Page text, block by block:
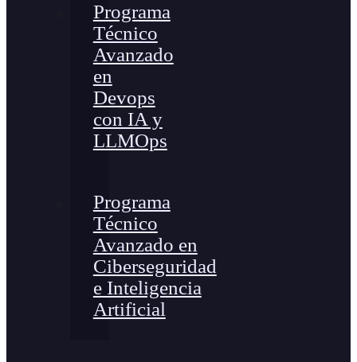
Programa
Técnico
Avanzado
en
Devops
con IA y
LLMOps
Programa
Técnico
Avanzado en
Ciberseguridad
e Inteligencia
Artificial